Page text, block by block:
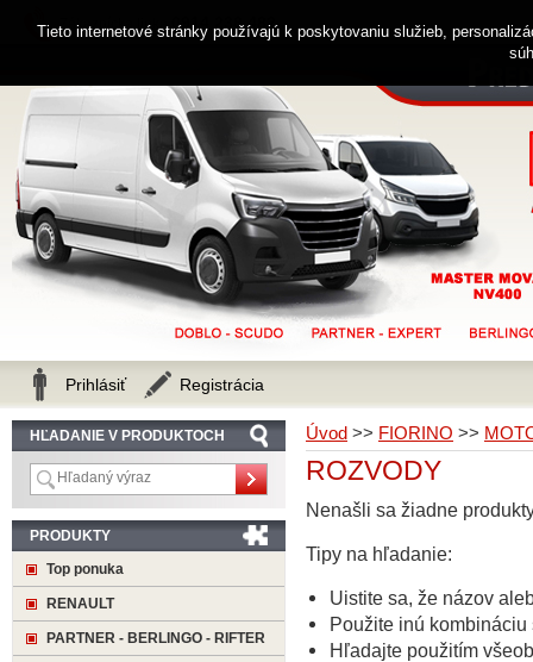
Úvod >> FIORINO >>
ROZVODY
Nenašli sa žiadne
Tipy na hľadanie:
Uistite sa, že názov
Použite inú
Hľadajte použitím
HĽADANIE V PRODUKTOCH
PRODUKTY
Top ponuka
RENAULT
PARTNER - BERLINGO - RIFTER
Zákaznícka linka 0914 238 482
Prihlásiť Registrácia
Tieto internetové stránky používajú k poskytovaniu služieb,